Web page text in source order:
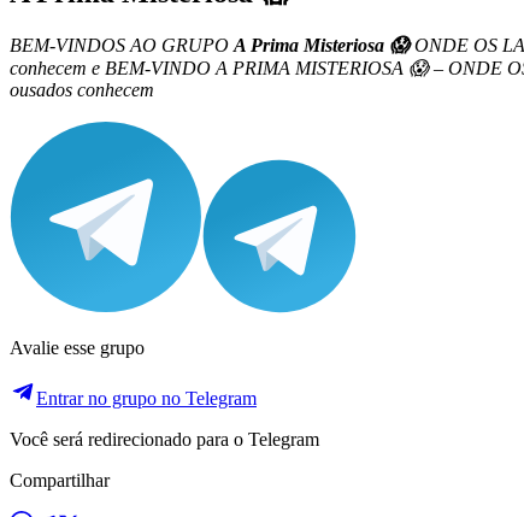
BEM-VINDOS AO GRUPO A Prima Misteriosa 😱ONDE OS
conhecem e BEM-VINDO A PRIMA MISTERIOSA 😱 – ONDE
ousados conhecem
Avalie esse grupo
Entrar no grupo no Telegram
Você será redirecionado para o Telegram
Compartilhar